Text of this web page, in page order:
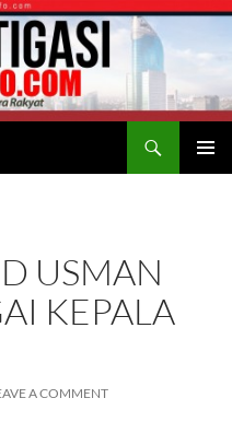
USMAN
KEPALA
A COMMENT